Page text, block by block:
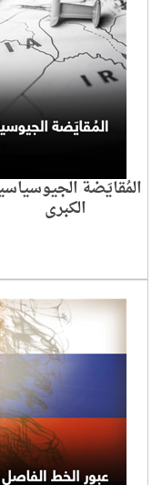
المُقايَضة
الكبرى